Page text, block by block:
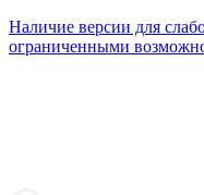
Наличие версии для
ограниченными